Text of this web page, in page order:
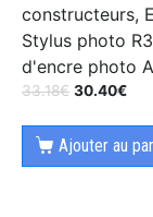
constructeurs,
Stylus photo
d'encre photo
33.18€ 30.40€
Ajouter au